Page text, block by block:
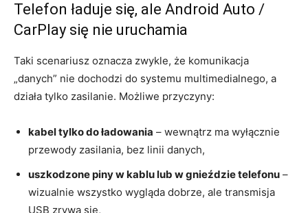
Telefon ładuje się, ale Android Auto /
CarPlay się nie uruchamia
Taki scenariusz oznacza zwykle, że komunikacja
„danych” nie dochodzi do systemu multimedialnego, a
działa tylko zasilanie. Możliwe przyczyny:
kabel tylko do ładowania – wewnątrz ma wyłącznie
przewody zasilania, bez linii danych,
uszkodzone piny w kablu lub w gnieździe telefonu –
wizualnie wszystko wygląda dobrze, ale transmisja
USB zrywa się,